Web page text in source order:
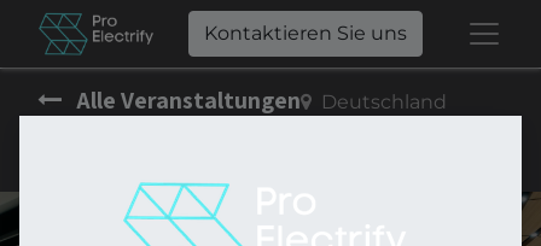
Kontaktieren Sie uns
Alle Veranstaltungen Deutschland